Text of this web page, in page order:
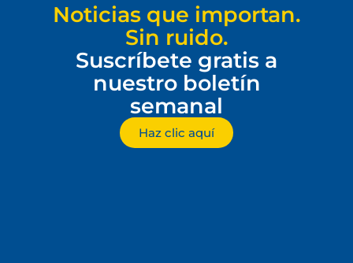
Noticias que importan.
Sin ruido.
Suscríbete gratis a
nuestro boletín
semanal
Haz clic aquí